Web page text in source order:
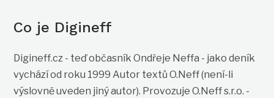
Co je Digineff
Digineff.cz - teď občasník Ondřeje Neffa - jako deník
vychází od roku 1999 Autor textů O.Neff (není-li
výslovně uveden jiný autor). Provozuje O.Neff s.r.o. -